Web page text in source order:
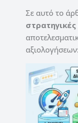
Σε αυτό το
αξιολογήσεων: